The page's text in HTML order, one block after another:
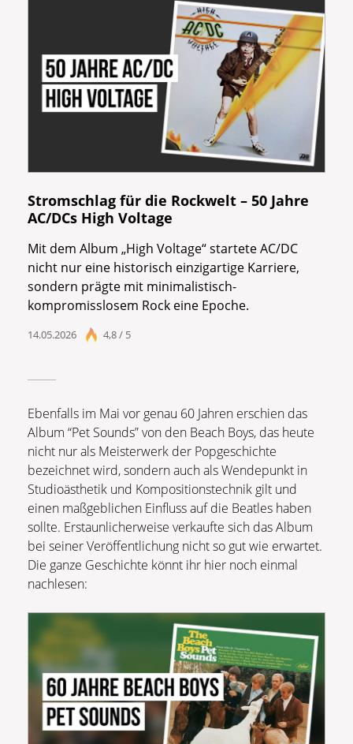
Stromschlag für die Rockwelt – 50 Jahre
AC/DCs High Voltage
Mit dem Album „High Voltage“ startete AC/DC
nicht nur eine historisch einzigartige Karriere,
sondern prägte mit minimalistisch-
kompromisslosem Rock eine Epoche.
14.05.2026 4,8 / 5
Ebenfalls im Mai vor genau 60 Jahren erschien das
Album “Pet Sounds” von den Beach Boys, das heute
nicht nur als Meisterwerk der Popgeschichte
bezeichnet wird, sondern auch als Wendepunkt in
Studioästhetik und Kompositionstechnik gilt und
einen maßgeblichen Einfluss auf die Beatles haben
sollte. Erstaunlicherweise verkaufte sich das Album
bei seiner Veröffentlichung nicht so gut wie erwartet.
Die ganze Geschichte könnt ihr hier noch einmal
nachlesen: